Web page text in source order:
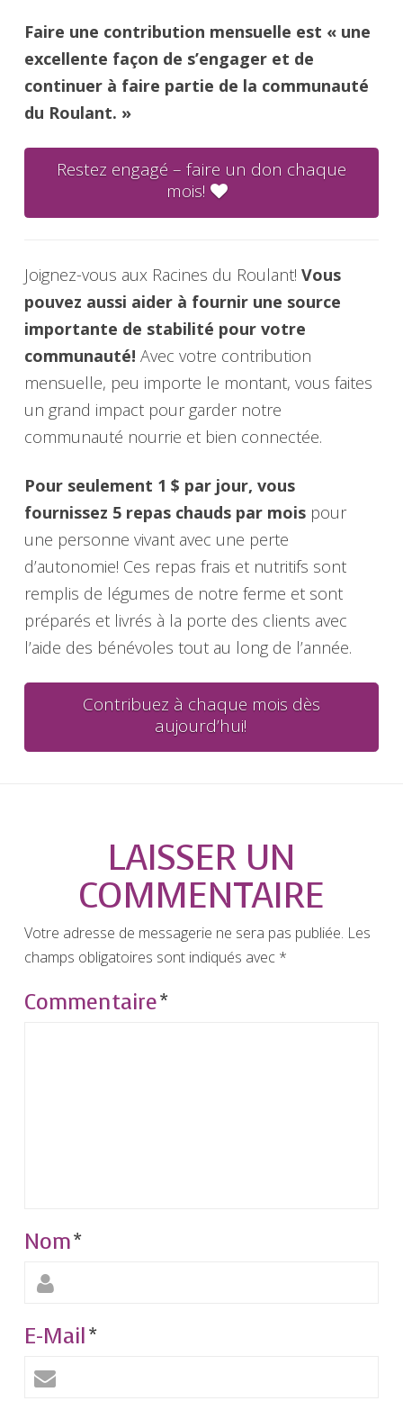
Faire une contribution mensuelle est « une
excellente façon de s’engager et de
continuer à faire partie de la communauté
du Roulant. »
Restez engagé – faire un don chaque
mois!
Joignez-vous aux Racines du Roulant! Vous
pouvez aussi aider à fournir une source
importante de stabilité pour votre
communauté! Avec votre contribution
mensuelle, peu importe le montant, vous faites
un grand impact pour garder notre
communauté nourrie et bien connectée.
Pour seulement 1 $ par jour, vous
fournissez 5 repas chauds par moispour
une personne vivant avec une perte
d’autonomie! Ces repas frais et nutritifs sont
remplis de légumes de notre ferme et sont
préparés et livrés à la porte des clients avec
l’aide des bénévoles tout au long de l’année.
Contribuez à chaque mois dès
aujourd’hui!
LAISSER UN
COMMENTAIRE
Votre adresse de messagerie ne sera pas publiée. Les
champs obligatoires sont indiqués avec *
Commentaire*
Nom*
E-Mail*